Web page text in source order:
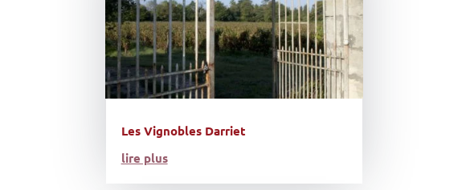
Les Vignobles Darriet
lire plus